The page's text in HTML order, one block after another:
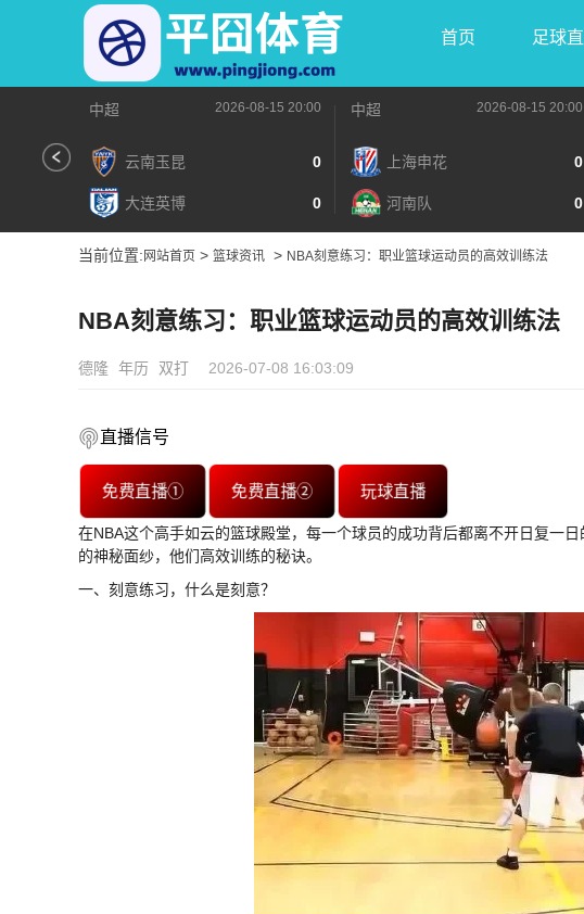
首页 足球
中超 2026-08-15 20:00
云南玉昆 0
大连英博 0
中超 2026-08-15 20:00
上海申花 0
河南队 0
当前位置: 网站首页 > 篮球资讯 > NBA刻意练习：职业篮球运动员的高效训练法
NBA刻意练习：职业篮球运动员的高效训练法
德隆 年历 双打 2026-07-08 16:03:09
直播信号
免费直播① 免费直播② 玩球直播
在NBA这个高手如云的篮球殿堂，每一个球员的成功背后都离不开日复一
的神秘面纱，他们高效训练的秘诀。
一、刻意练习，什么是刻意？